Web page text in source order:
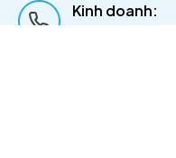
Kinh doanh: